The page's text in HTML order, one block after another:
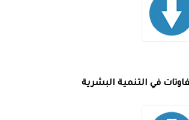
في التنمية البشرية